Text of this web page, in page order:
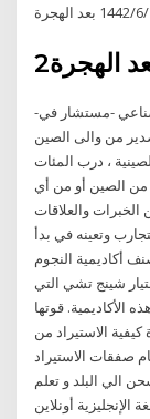
-مؤسس أكاديمية طريق الحرير للتدريب التجاري والصناعي -مستشار في
من والى الصين
، درب المئات
من الصين أو من أي
والعلاقات
وتعينه في بدأ
أكاديمية النجوم
شينج تشي التي
الأكاديمية. قوتها
الاستيراد من
صفقات الاستيراد
الي البلد و تعلم
أونلاين